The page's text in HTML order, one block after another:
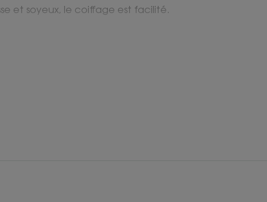
et soyeux, le coiffage est facilité.
pour nourrir et sublimer les
tendre et soyeux, riche en